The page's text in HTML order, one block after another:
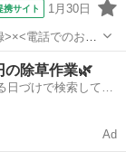
携サイト 1月30日
電話でのお仕
報を入力したら
事務のお仕事も
の除草作業🌿
づけで検索して即
Ad